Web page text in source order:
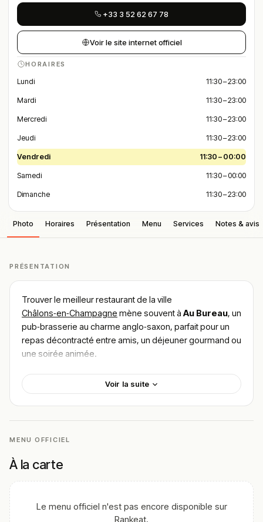
+33 3 52 62 67 78
Voir le site internet officiel
HORAIRES
Lundi 11:30 – 23:00
Mardi 11:30 – 23:00
Mercredi 11:30 – 23:00
Jeudi 11:30 – 23:00
Vendredi 11:30 – 00:00
Samedi 11:30 – 00:00
Dimanche 11:30 – 23:00
Photo Horaires Présentation Menu Services Notes & avis
PRÉSENTATION
Trouver le meilleur restaurant de la ville
Châlons‑en‑Champagne mène souvent à Au Bureau, un
pub‑brasserie au charme anglo‑saxon, parfait pour un
repas décontracté entre amis, un déjeuner gourmand ou
une soirée animée.
distingue par son décor chaleureux inspiré des pubs
La carte propose une cuisine généreuse et variée : des
flammes‑flammes alsaciennes
ainsi qu’un large choix de bières pression et de
Parmi ce que les clients apprécient : l’ambiance
Voir la suite
MENU OFFICIEL
À la carte
Le menu officiel n'est pas encore disponible sur
Rankeat.